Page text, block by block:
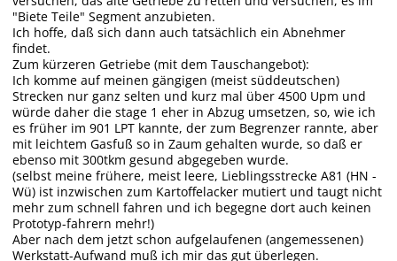
"Biete Teile" Segment anzubieten.
Ich hoffe, daß sich dann auch tatsächlich ein Abnehmer
findet.
Zum kürzeren Getriebe (mit dem Tauschangebot):
Ich komme auf meinen gängigen (meist süddeutschen)
Strecken nur ganz selten und kurz mal über 4500 Upm und
würde daher die stage 1 eher in Abzug umsetzen, so, wie ich
es früher im 901 LPT kannte, der zum Begrenzer rannte, aber
mit leichtem Gasfuß so in Zaum gehalten wurde, so daß er
ebenso mit 300tkm gesund abgegeben wurde.
(selbst meine frühere, meist leere, Lieblingsstrecke A81 (HN -
Wü) ist inzwischen zum Kartoffelacker mutiert und taugt nicht
mehr zum schnell fahren und ich begegne dort auch keinen
Prototyp-fahrern mehr!)
Aber nach dem jetzt schon aufgelaufenen (angemessenen)
Werkstatt-Aufwand muß ich mir das gut überlegen.